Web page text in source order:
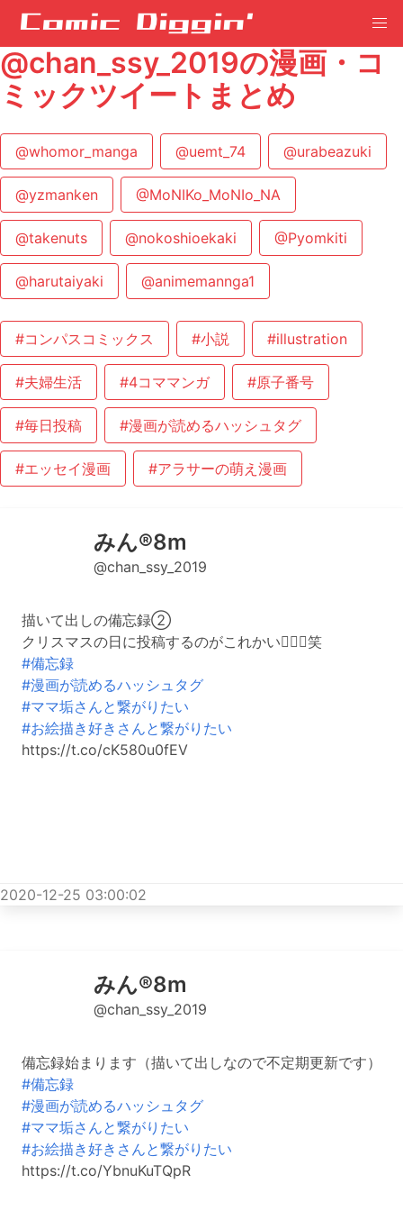
@chan_ssy_2019の漫画・コ
ミックツイートまとめ
@whomor_manga @uemt_74 @urabeazuki
@yzmanken @MoNIKo_MoNIo_NA
@takenuts @nokoshioekaki @Pyomkiti
@harutaiyaki @animemannga1
#コンパスコミックス #小説 #illustration
#夫婦生活 #4コママンガ #原子番号
#毎日投稿 #漫画が読めるハッシュタグ
#エッセイ漫画 #アラサーの萌え漫画
みん®︎8m
@chan_ssy_2019
描いて出しの備忘録②
クリスマスの日に投稿するのがこれかい🤦🏻‍♀️笑
#備忘録
#漫画が読めるハッシュタグ
#ママ垢さんと繋がりたい
#お絵描き好きさんと繋がりたい
https://t.co/cK580u0fEV
2020-12-25 03:00:02
みん®︎8m
@chan_ssy_2019
備忘録始まります（描いて出しなので不定期更新です）
#備忘録
#漫画が読めるハッシュタグ
#ママ垢さんと繋がりたい
#お絵描き好きさんと繋がりたい
https://t.co/YbnuKuTQpR